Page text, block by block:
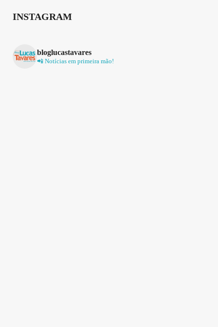
INSTAGRAM
bloglucastavares
📲 Notícias em primeira mão!